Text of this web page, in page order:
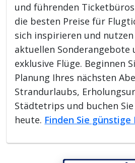
und führenden
die besten Preise für
sich inspirieren und nutzen
aktuellen Sonderangebote
exklusive Flüge. Beginnen
Planung Ihres nächsten
Strandurlaubs,
Städtetrips und buchen
heute. Finden Sie günstige